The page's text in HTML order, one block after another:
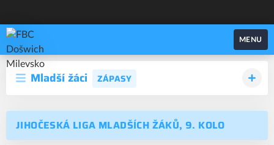
FBC Došwich Milevsko
MENU
Mladší žáci ZÁPASY
JIHOČESKÁ LIGA MLADŠÍCH ŽÁKŮ, 9. KOLO